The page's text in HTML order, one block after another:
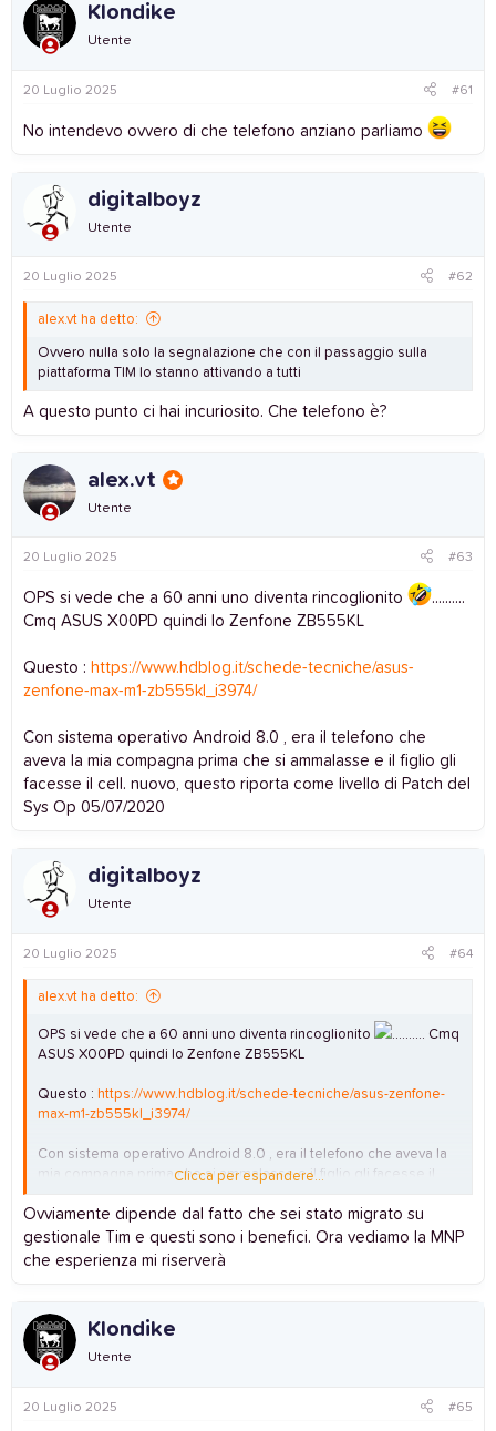
Klondike
Utente
20 Luglio 2025 #61
No intendevo ovvero di che telefono anziano parliamo
digitalboyz
Utente
20 Luglio 2025 #62
alex.vt ha detto:
Ovvero nulla solo la segnalazione che con il passaggio sulla
piattaforma TIM lo stanno attivando a tutti
A questo punto ci hai incuriosito. Che telefono è?
alex.vt
Utente
20 Luglio 2025 #63
OPS si vede che a 60 anni uno diventa rincoglionito
..........
Cmq ASUS X00PD quindi lo Zenfone ZB555KL
Questo : https://www.hdblog.it/schede-tecniche/asus-
zenfone-max-m1-zb555kl_i3974/
Con sistema operativo Android 8.0 , era il telefono che
aveva la mia compagna prima che si ammalasse e il figlio gli
facesse il cell. nuovo, questo riporta come livello di Patch del
Sys Op 05/07/2020
digitalboyz
Utente
20 Luglio 2025 #64
alex.vt ha detto:
OPS si vede che a 60 anni uno diventa rincoglionito
.......... Cmq
ASUS X00PD quindi lo Zenfone ZB555KL
Questo : https://www.hdblog.it/schede-tecniche/asus-zenfone-
max-m1-zb555kl_i3974/
Con sistema operativo Android 8.0 , era il telefono che aveva la
mia compagna prima che si ammalasse e il figlio gli facesse il
05/07/2020
Clicca per espandere...
Ovviamente dipende dal fatto che sei stato migrato su
gestionale Tim e questi sono i benefici. Ora vediamo la MNP
che esperienza mi riserverà
Klondike
Utente
20 Luglio 2025 #65